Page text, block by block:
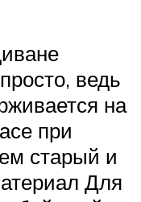
ведь
на
при
старый и
Для